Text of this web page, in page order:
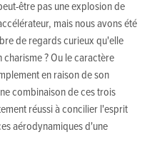
être pas une explosion de
mais nous avons été
de regards curieux qu'elle
? Ou le caractère
en raison de son
combinaison de ces trois
réussi à concilier l'esprit
aérodynamiques d'une